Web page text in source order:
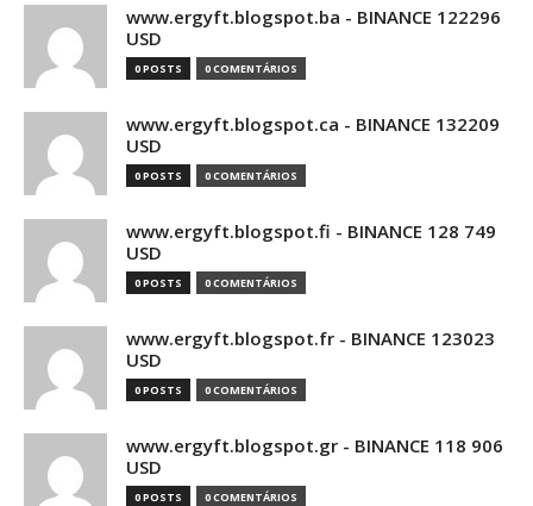
www.ergyft.blogspot.ba - BINANCE 122296
USD
0 POSTS 0 COMENTÁRIOS
www.ergyft.blogspot.ca - BINANCE 132209
USD
0 POSTS 0 COMENTÁRIOS
www.ergyft.blogspot.fi - BINANCE 128 749
USD
0 POSTS 0 COMENTÁRIOS
www.ergyft.blogspot.fr - BINANCE 123023
USD
0 POSTS 0 COMENTÁRIOS
www.ergyft.blogspot.gr - BINANCE 118 906
USD
0 POSTS 0 COMENTÁRIOS